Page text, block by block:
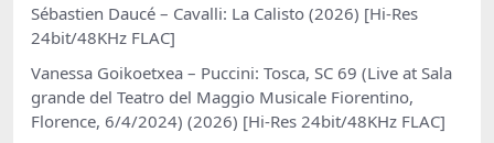
Sébastien Daucé – Cavalli: La Calisto (2026) [Hi-Res
24bit/48KHz FLAC]
Vanessa Goikoetxea – Puccini: Tosca, SC 69 (Live at Sala
grande del Teatro del Maggio Musicale Fiorentino,
Florence, 6/4/2024) (2026) [Hi-Res 24bit/48KHz FLAC]